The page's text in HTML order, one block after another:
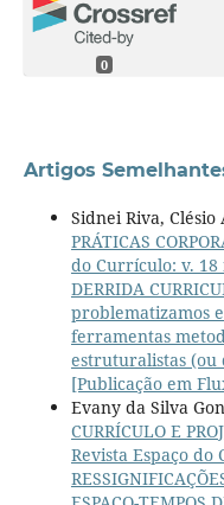
0
Artigos
Sidnei Riva,
PRÁTICAS
do Currículo: v. 18
DERRIDA
problematizamos
ferramentas
estruturalistas (ou
[Publicação em
Evany da Silva
CURRÍCULO E
Revista Espaço do